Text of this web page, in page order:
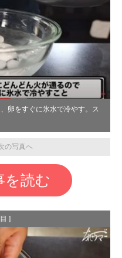
卵をすぐに氷水で冷やす。ス
の写真へ
を読む
]